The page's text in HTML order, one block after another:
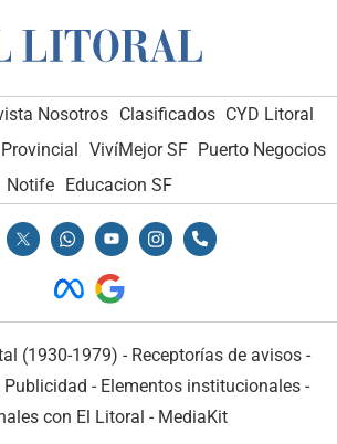
Nosotros Clasificados CYD Litoral
VivíMejor SF Puerto Negocios
Notife
Educacion SF
(1930-1979) - Receptorías de avisos -
- Elementos institucionales -
con El Litoral - MediaKit